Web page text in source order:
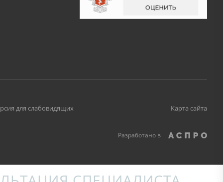
для слабовидящих Карта сайта
Разработано в